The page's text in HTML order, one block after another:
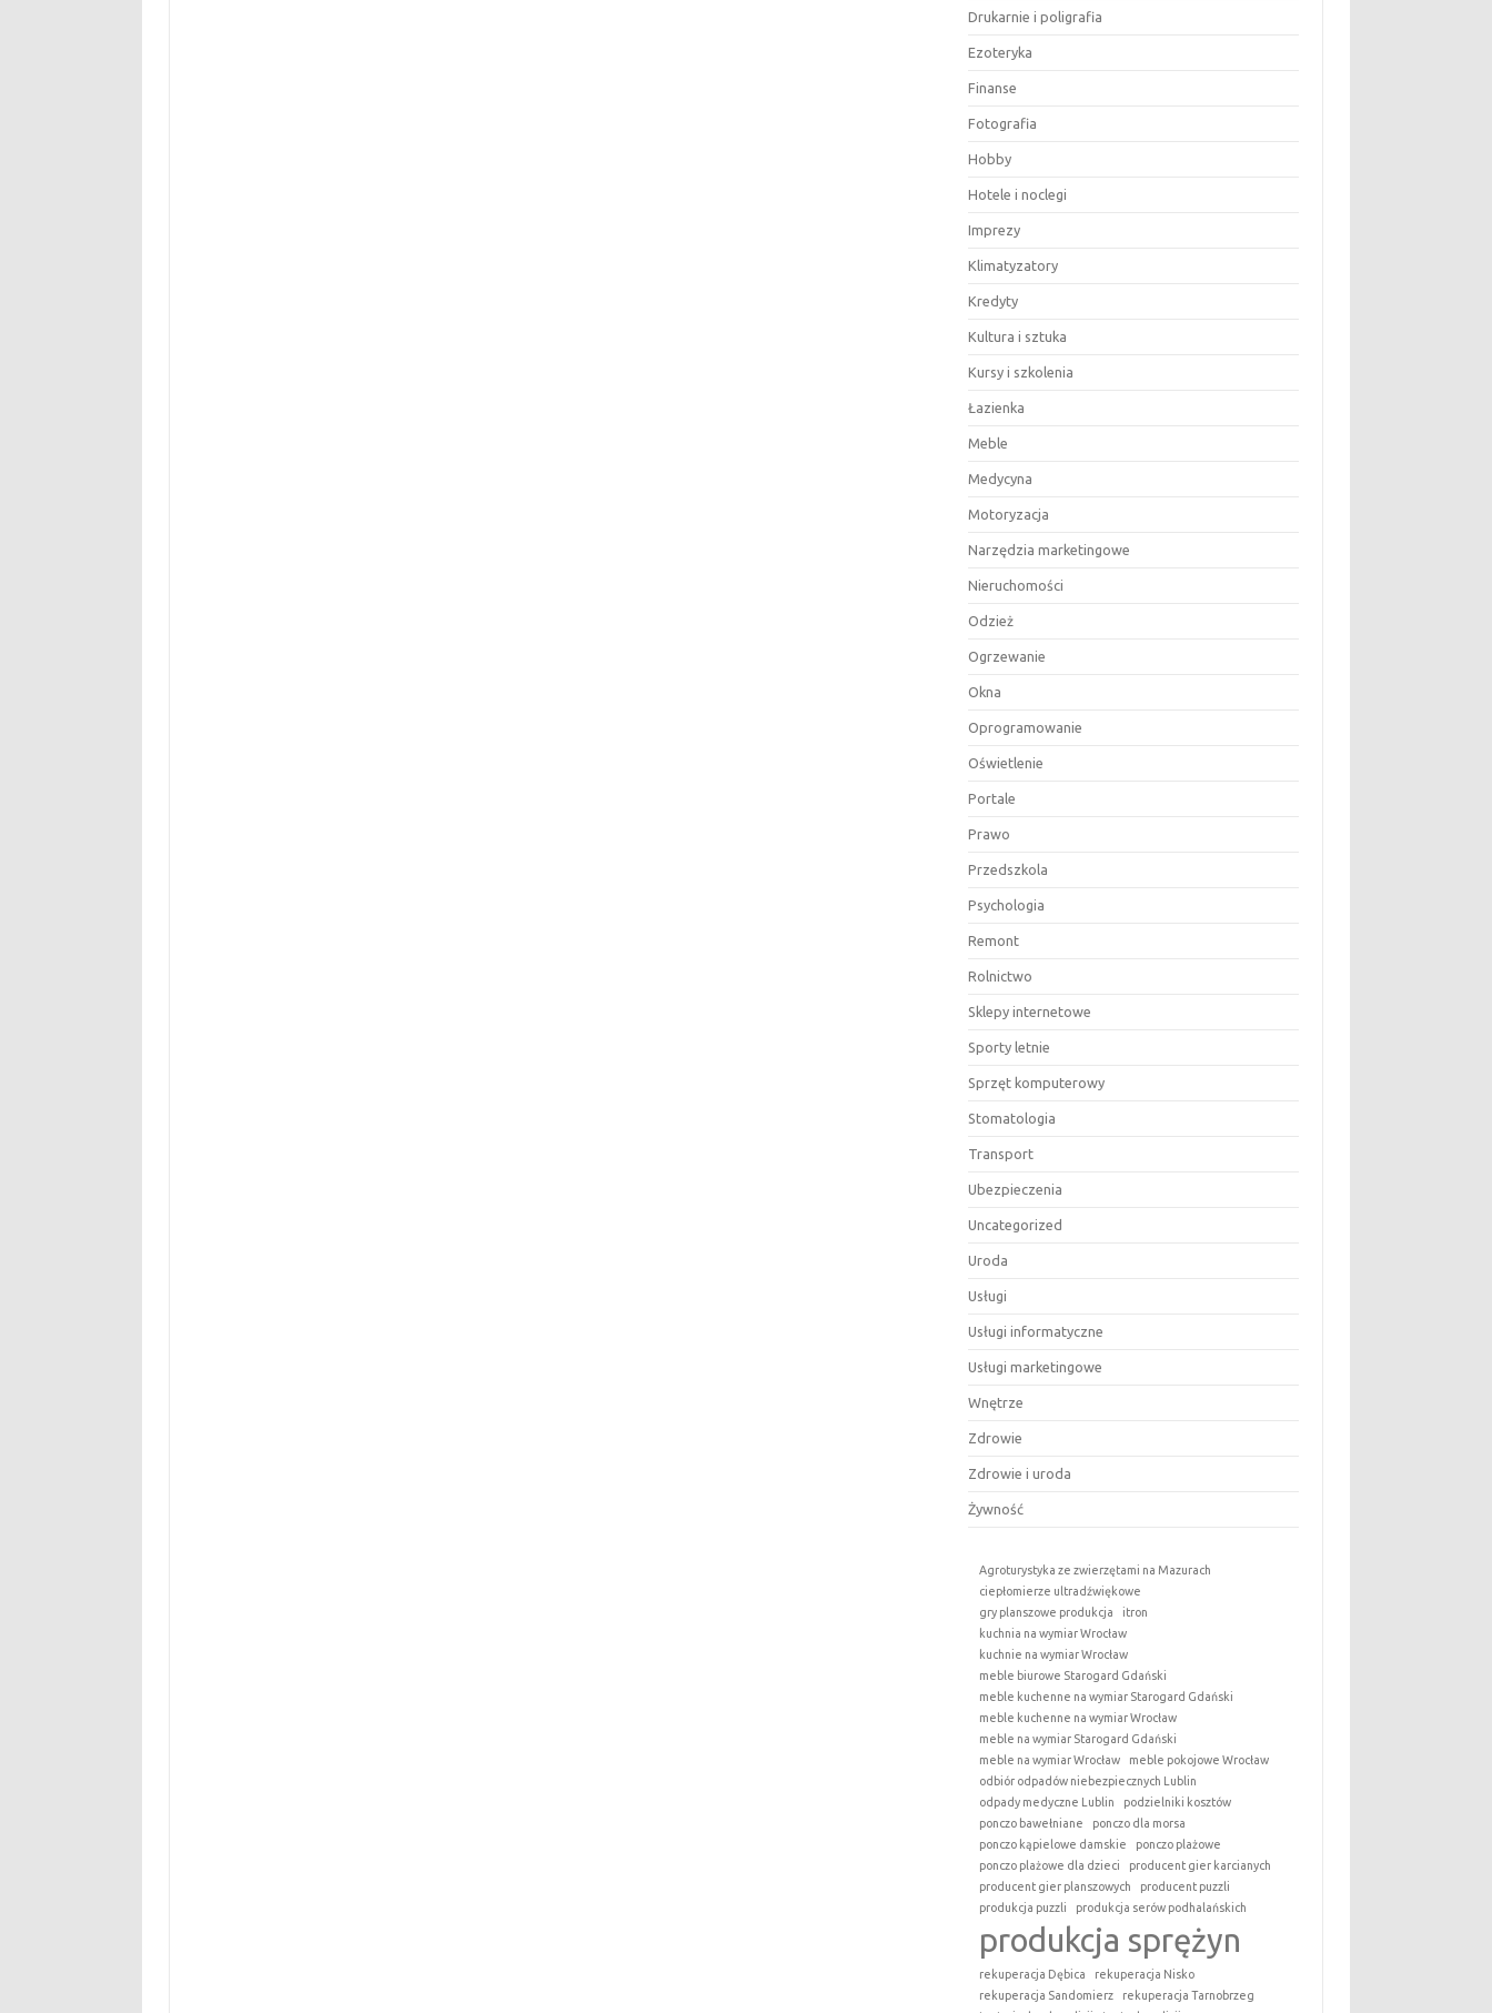
Drukarnie i poligrafia
Ezoteryka
Finanse
Fotografia
Hobby
Hotele i noclegi
Imprezy
Klimatyzatory
Kredyty
Kultura i sztuka
Kursy i szkolenia
Łazienka
Meble
Medycyna
Motoryzacja
Narzędzia marketingowe
Nieruchomości
Odzież
Ogrzewanie
Okna
Oprogramowanie
Oświetlenie
Portale
Prawo
Przedszkola
Psychologia
Remont
Rolnictwo
Sklepy internetowe
Sporty letnie
Sprzęt komputerowy
Stomatologia
Transport
Ubezpieczenia
Uncategorized
Uroda
Usługi
Usługi informatyczne
Usługi marketingowe
Wnętrze
Zdrowie
Zdrowie i uroda
Żywność
Agroturystyka ze zwierzętami na Mazurach
ciepłomierze ultradźwiękowe
gry planszowe produkcja
itron
kuchnia na wymiar Wrocław
kuchnie na wymiar Wrocław
meble biurowe Starogard Gdański
meble kuchenne na wymiar Starogard Gdański
meble kuchenne na wymiar Wrocław
meble na wymiar Starogard Gdański
meble na wymiar Wrocław
meble pokojowe Wrocław
odbiór odpadów niebezpiecznych Lublin
odpady medyczne Lublin
podzielniki kosztów
ponczo bawełniane
ponczo dla morsa
ponczo kąpielowe damskie
ponczo plażowe
ponczo plażowe dla dzieci
producent gier karcianych
producent gier planszowych
producent puzzli
produkcja puzzli
produkcja serów podhalańskich
produkcja sprężyn
rekuperacja Dębica
rekuperacja Nisko
rekuperacja Sandomierz
rekuperacja Tarnobrzeg